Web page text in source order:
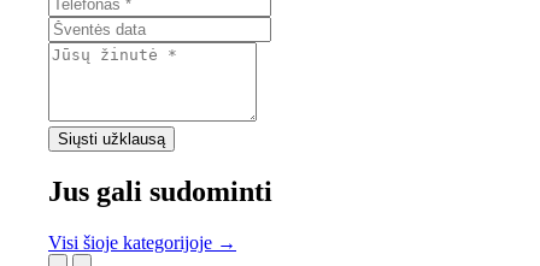
Siųsti užklausą
Jus gali sudominti
Visi šioje kategorijoje →